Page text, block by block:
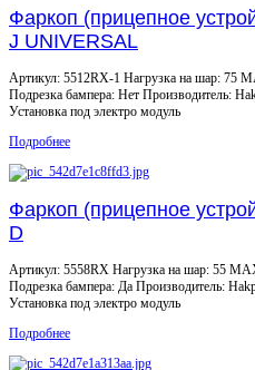
Фаркоп (прицепное
J UNIVERSAL
Артикул: 5512RX-1 Нагрузка на шар: 75
Подрезка бампера: Нет Производитель:
Установка под электро модуль
Подробнее
Фаркоп (прицепное
D
Артикул: 5558RX Нагрузка на шар: 55
Подрезка бампера: Да Производитель:
Установка под электро модуль
Подробнее